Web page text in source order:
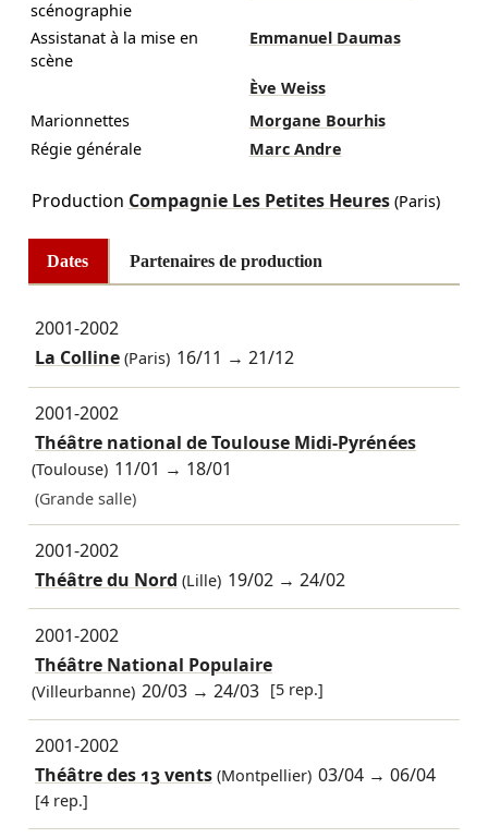
scénographie
Assistanat à la mise en
scène
Emmanuel Daumas
Ève Weiss
Marionnettes
Morgane Bourhis
Régie générale
Marc Andre
Production Compagnie Les Petites Heures(Paris)
Dates Partenaires de production
2001-2002
La Colline(Paris) 16/11 →21/12
2001-2002
Théâtre national de Toulouse Midi-Pyrénées
(Toulouse) 11/01 → 18/01
(Grande salle)
2001-2002
Théâtre du Nord (Lille) 19/02 →24/02
2001-2002
Théâtre National Populaire
(Villeurbanne) 20/03 →24/03 [5 rep.]
2001-2002
Théâtre des 13 vents(Montpellier) 03/04 →06/04
[4 rep.]